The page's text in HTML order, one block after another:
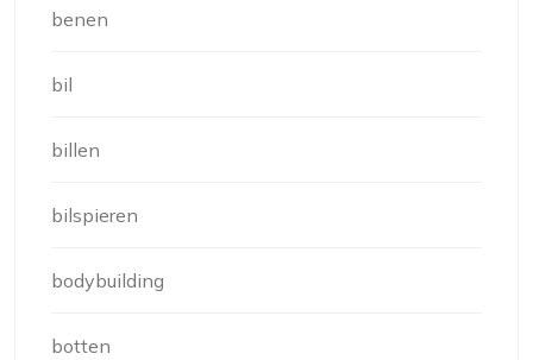
benen
bil
billen
bilspieren
bodybuilding
botten